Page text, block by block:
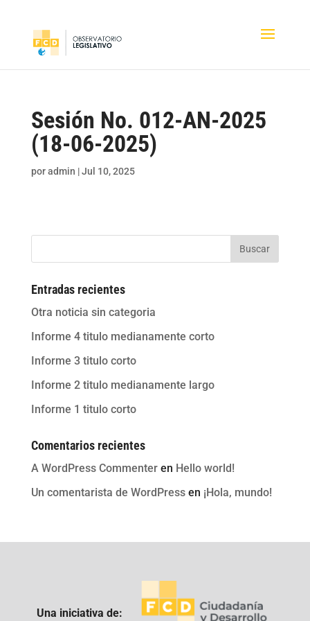
Sesión No. 012-AN-2025
(18-06-2025)
poradmin |Jul 10, 2025
Buscar
Entradas recientes
Otra noticia sin categoria
Informe 4 titulo medianamente corto
Informe 3 titulo corto
Informe 2 titulo medianamente largo
Informe 1 titulo corto
Comentarios recientes
A WordPress Commenteren Hello world!
Un comentarista de WordPressen ¡Hola, mundo!
Una iniciativa de: